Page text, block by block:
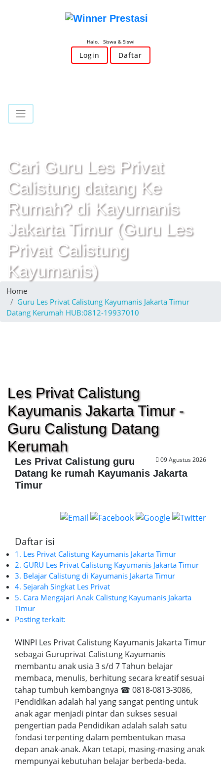
Halo, Siswa & Siswi
Login Daftar
Cari Guru Les Privat
Calistung datang Ke
Rumah? di Kayumanis
Jakarta Timur (Guru Les
Privat Calistung
Kayumanis)
Home
Guru Les Privat Calistung Kayumanis Jakarta Timur
Datang Kerumah HUB:0812-19937010
Les Privat Calistung
Kayumanis Jakarta Timur -
Guru Calistung Datang
Kerumah
09 Agustus 2026
Les Privat Calistung guru
Datang ke rumah Kayumanis Jakarta
Timur
Daftar isi
1. Les Privat Calistung Kayumanis Jakarta Timur
2. GURU Les Privat Calistung Kayumanis Jakarta Timur
3. Belajar Calistung di Kayumanis Jakarta Timur
4. Sejarah Singkat Les Privat
5. Cara Mengajari Anak Calistung Kayumanis Jakarta
Timur
Posting terkait:
WINPI Les Privat Calistung Kayumanis Jakarta Timur
sebagai Guruprivat Calistung Kayumanis
membantu anak usia 3 s/d 7 Tahun belajar
membaca, menulis, berhitung secara kreatif sesuai
tahap tumbuh kembangnya ☎ 0818-0813-3086,
Pendidikan adalah hal yang sangat penting untuk
anak agar menjadi pintar dan sukses sesuai
pengertian pada Pendidikan adalah salah satu
fondasi terpenting dalam pembentukan masa
depan anak-anak. Akan tetapi, masing-masing anak
mempunyai kebutuhan belajar berbeda-beda.